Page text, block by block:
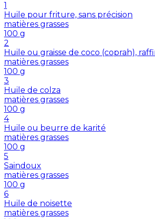
1
Huile pour friture, sans précision
matières grasses
100 g
2
Huile ou graisse de coco (coprah),
matières grasses
100 g
3
Huile de colza
matières grasses
100 g
4
Huile ou beurre de karité
matières grasses
100 g
5
Saindoux
matières grasses
100 g
6
Huile de noisette
matières grasses